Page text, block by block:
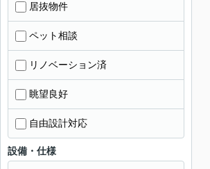
居抜物件
ペット相談
リノベーション済
眺望良好
自由設計対応
設備・仕様